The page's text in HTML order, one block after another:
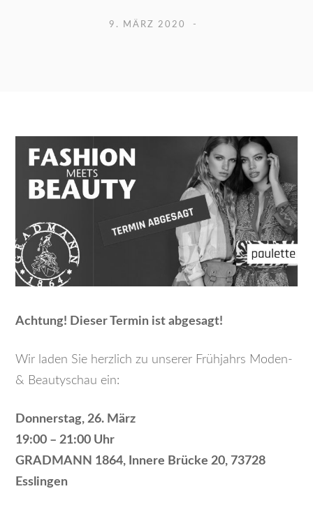
9. MÄRZ 2020
Achtung! Dieser Termin ist abgesagt!
Wir laden Sie herzlich zu unserer Frühjahrs Moden-
& Beautyschau ein:
Donnerstag, 26. März
19:00 – 21:00 Uhr
GRADMANN 1864, Innere Brücke 20, 73728
Esslingen